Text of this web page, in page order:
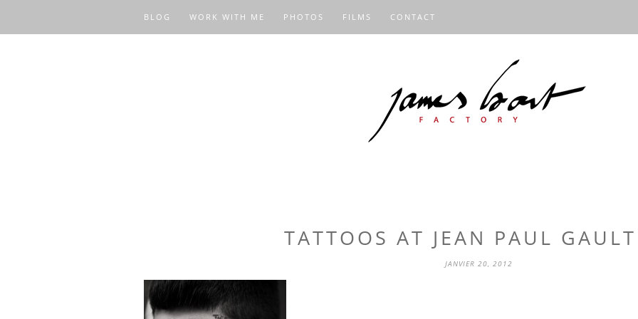
BLOG WORK WITH ME PHOTOS FILMS CONTACT
TATTOOS AT JEAN PAUL
JANVIER 20, 2012